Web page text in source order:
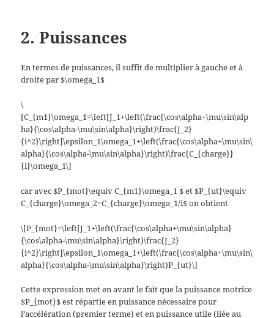
2. Puissances
En termes de puissances, il suffit de multiplier à gauche et à
droite par $\omega_1$
\
[C_{m1}\omega_1=\left[J_1+\left(\frac{\cos\alpha+\mu\sin\alp
ha}{\cos\alpha-\mu\sin\alpha}\right)\frac{J_2}
{i^2}\right]\epsilon_1\omega_1+\left(\frac{\cos\alpha+\mu\sin\
alpha}{\cos\alpha-\mu\sin\alpha}\right)\frac{C_{charge}}
{i}\omega_1\]
car avec $P_{mot}\equiv C_{m1}\omega_1 $ et $P_{ut}\equiv
C_{charge}\omega_2=C_{charge}\omega_1/i$ on obtient
\[P_{mot}=\left[J_1+\left(\frac{\cos\alpha+\mu\sin\alpha}
{\cos\alpha-\mu\sin\alpha}\right)\frac{J_2}
{i^2}\right]\epsilon_1\omega_1+\left(\frac{\cos\alpha+\mu\sin\
alpha}{\cos\alpha-\mu\sin\alpha}\right)P_{ut}\]
Cette expression met en avant le fait que la puissance motrice
$P_{mot}$ est répartie en puissance nécessaire pour
l’accélération (premier terme) et en puissance utile (liée au